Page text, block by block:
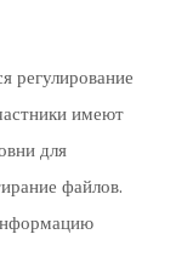
регулирование
имеют
для
файлов.